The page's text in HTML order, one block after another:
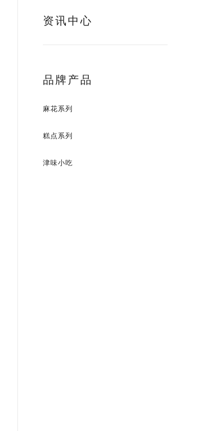
资讯中心
品牌产品
麻花系列
糕点系列
津味小吃